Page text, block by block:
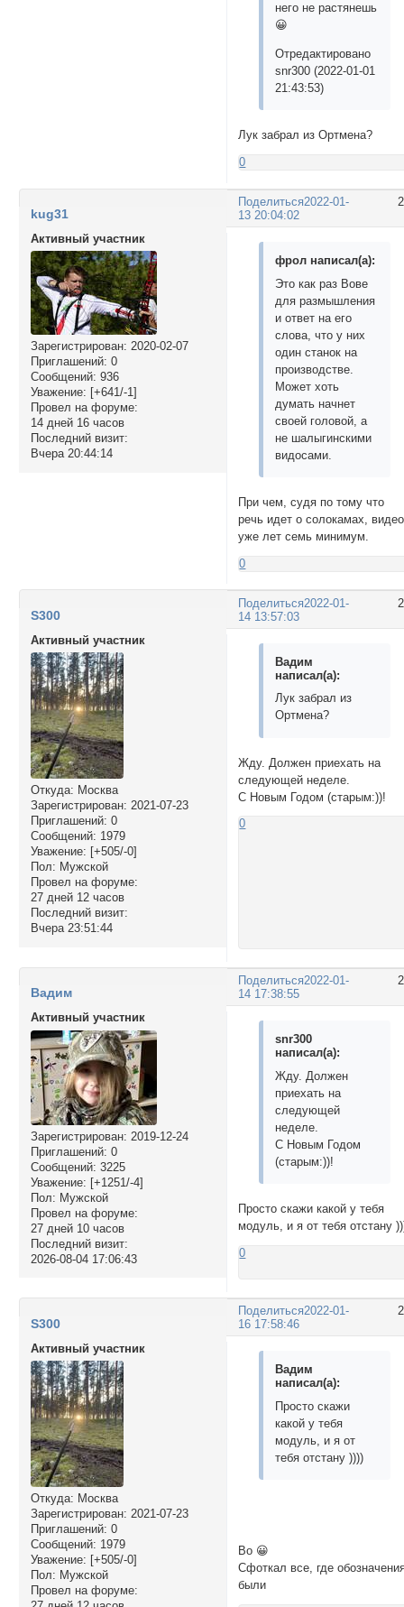
него не растянешь
😀
Отредактировано
snr300 (2022-01-01
21:43:53)
Лук забрал из Ортмена?
0
Поделиться2022-01-
13 20:04:02
kug31
Активный участник
Зарегистрирован: 2020-02-07
Приглашений: 0
Сообщений: 936
Уважение: [+641/-1]
Провел на форуме:
14 дней 16 часов
Последний визит:
Вчера 20:44:14
фрол написал(а):
Это как раз Вове
для размышления
и ответ на его
слова, что у них
один станок на
производстве.
Может хоть
думать начнет
своей головой, а
не шалыгинскими
видосами.
При чем, судя по тому что
речь идет о солокамах, видео
уже лет семь минимум.
0
Поделиться2022-01-
14 13:57:03
S300
Активный участник
Откуда: Москва
Зарегистрирован: 2021-07-23
Приглашений: 0
Сообщений: 1979
Уважение: [+505/-0]
Пол: Мужской
Провел на форуме:
27 дней 12 часов
Последний визит:
Вчера 23:51:44
Вадим
написал(а):
Лук забрал из
Ортмена?
Жду. Должен приехать на
следующей неделе.
С Новым Годом (старым:))!
0
Поделиться2022-01-
14 17:38:55
Вадим
Активный участник
Зарегистрирован: 2019-12-24
Приглашений: 0
Сообщений: 3225
Уважение: [+1251/-4]
Пол: Мужской
Провел на форуме:
27 дней 10 часов
Последний визит:
2026-08-04 17:06:43
snr300
написал(а):
Жду. Должен
приехать на
следующей
неделе.
С Новым Годом
(старым:))!
Просто скажи какой у тебя
модуль, и я от тебя отстану
0
Поделиться2022-01-
16 17:58:46
S300
Активный участник
Откуда: Москва
Зарегистрирован: 2021-07-23
Приглашений: 0
Сообщений: 1979
Уважение: [+505/-0]
Пол: Мужской
Провел на форуме:
Вадим
написал(а):
Просто скажи
какой у тебя
модуль, и я от
тебя отстану ))))
Во 😀
Сфоткал все, где
были